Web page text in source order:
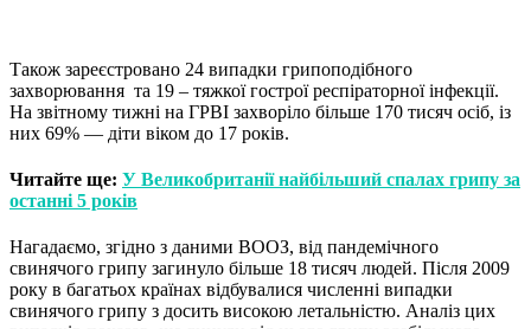
Також зареєстровано 24 випадки грипоподібного
захворювання та 19 – тяжкої гострої респіраторної інфекції.
На звітному тижні на ГРВІ захворіло більше 170 тисяч осіб, із
них 69% — діти віком до 17 років.
Читайте ще: У Великобританії найбільший спалах грипу за
останні 5 років
Нагадаємо, згідно з даними ВООЗ, від пандемічного
свинячого грипу загинуло більше 18 тисяч людей. Після 2009
року в багатьох країнах відбувалися численні випадки
свинячого грипу з досить високою летальністю. Аналіз цих